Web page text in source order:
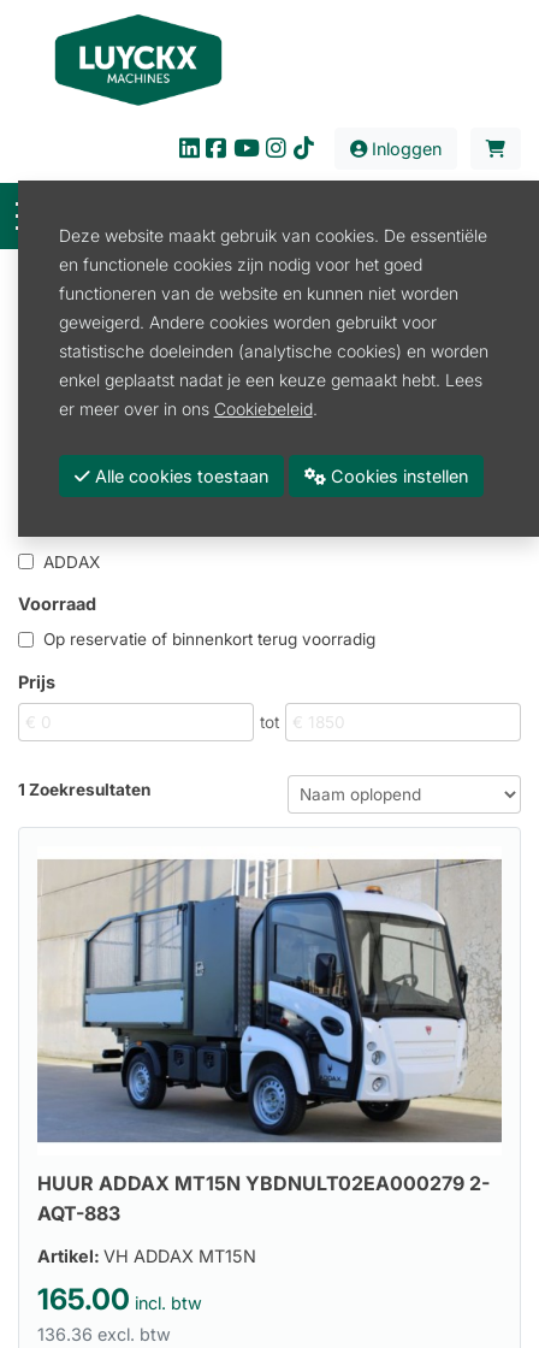
Inloggen
Filter
Verhuur Transporter
Transporter
Promoties
ADDAX
Voorraad
Op reservatie of binnenkort terug voorradig
Prijs
tot
1 Zoekresultaten
HUUR ADDAX MT15N YBDNULT02EA000279 2-
AQT-883
Artikel: VH ADDAX MT15N
165.00 incl. btw
136.36 excl. btw
Deze website maakt gebruik van cookies. De essentiële
en functionele cookies zijn nodig voor het goed
functioneren van de website en kunnen niet worden
geweigerd. Andere cookies worden gebruikt voor
statistische doeleinden (analytische cookies) en worden
enkel geplaatst nadat je een keuze gemaakt hebt. Lees
er meer over in ons Cookiebeleid.
Alle cookies toestaan Cookies instellen